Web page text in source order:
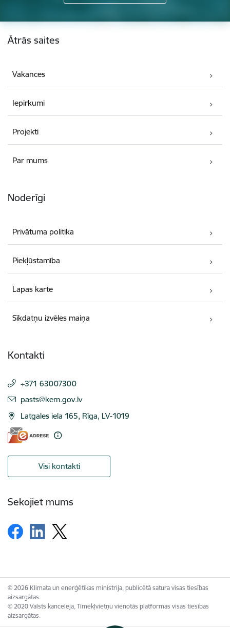
Kājene
Ātrās saites
Vakances
Iepirkumi
Projekti
Par mums
Noderīgi
Privātuma politika
Piekļūstamība
Lapas karte
Sīkdatņu izvēles maiņa
Kontakti
+371 63007300
E-pasts:
pasts@kem.gov.lv
Latgales iela 165, Rīga, LV-1019
Visi kontakti
Sekojiet mums
© 2026 Klimata un enerģētikas ministrija, publicētā satura visas tiesības
aizsargātas.
© 2020 Valsts kanceleja, Tīmekļvietņu vienotās platformas visas tiesības
aizsargātas.